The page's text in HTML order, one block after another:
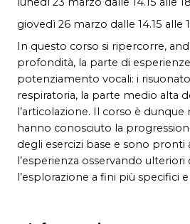
giovedì 26 marzo dalle 14.15 alle
In questo corso si ripercorre,
profondità, la parte di
potenziamento vocali: i
respiratoria, la parte medio alta
l’articolazione. Il corso è
hanno conosciuto la
degli esercizi base e sono
l’esperienza osservando
l’esplorazione a fini più specifici